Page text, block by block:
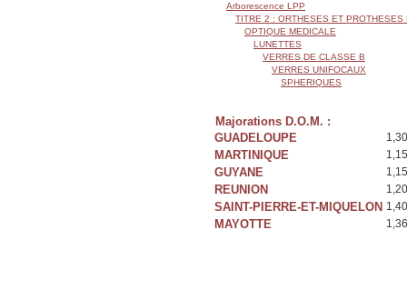
Arborescence LPP
TITRE 2 : ORTHESES ET PROTHESES
OPTIQUE MEDICALE
LUNETTES
VERRES DE CLASSE B
VERRES UNIFOCAUX
SPHERIQUES
Majorations D.O.M. :
GUADELOUPE
MARTINIQUE
GUYANE
REUNION
SAINT-PIERRE-ET-MIQUELON
MAYOTTE